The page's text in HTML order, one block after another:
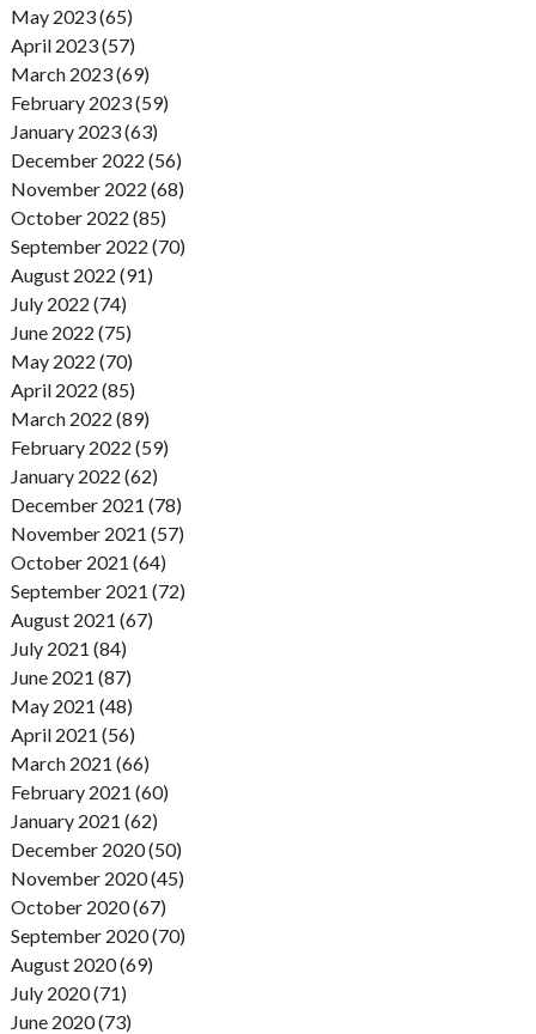
May 2023 (65)
April 2023 (57)
March 2023 (69)
February 2023 (59)
January 2023 (63)
December 2022 (56)
November 2022 (68)
October 2022 (85)
September 2022 (70)
August 2022 (91)
July 2022 (74)
June 2022 (75)
May 2022 (70)
April 2022 (85)
March 2022 (89)
February 2022 (59)
January 2022 (62)
December 2021 (78)
November 2021 (57)
October 2021 (64)
September 2021 (72)
August 2021 (67)
July 2021 (84)
June 2021 (87)
May 2021 (48)
April 2021 (56)
March 2021 (66)
February 2021 (60)
January 2021 (62)
December 2020 (50)
November 2020 (45)
October 2020 (67)
September 2020 (70)
August 2020 (69)
July 2020 (71)
June 2020 (73)